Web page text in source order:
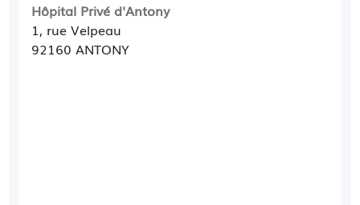
Hôpital Privé d'Antony
1, rue Velpeau
92160 ANTONY